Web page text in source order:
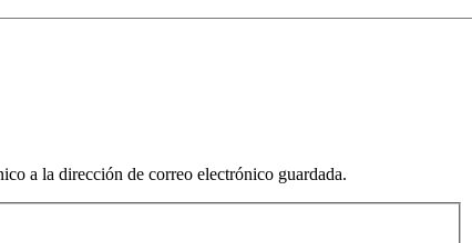
a la dirección de correo electrónico guardada.